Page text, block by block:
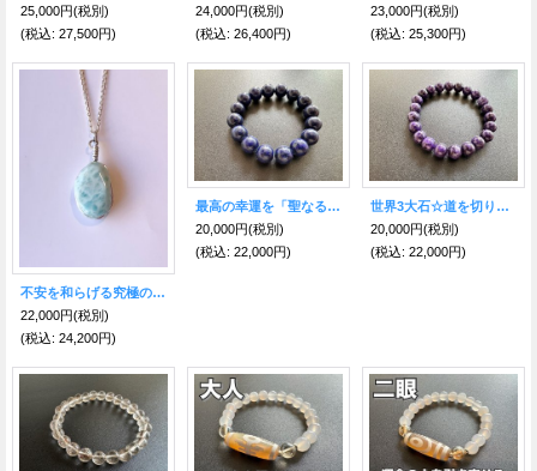
25,000円(税別)
(税込: 27,500円)
24,000円(税別)
(税込: 26,400円)
23,000円(税別)
(税込: 25,300円)
不安を和らげる究極のヒーリングストーン☆ラリマーネックレスB
22,000円(税別)
(税込: 24,200円)
最高の幸運を「聖なる石」ラピスラズリ・ブレス12mm大玉
20,000円(税別)
(税込: 22,000円)
世界3大石☆道を切り開く！パワーストーン チャロアイト ブレスレット8ミリ【限定】
20,000円(税別)
(税込: 22,000円)